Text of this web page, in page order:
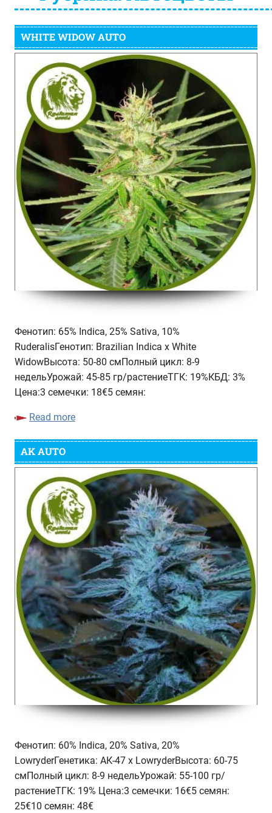
WHITE WIDOW AUTO
Фенотип: 65% Indica, 25% Sativa, 10%
RuderalisГенотип: Brazilian Indica x White
WidowВысота: 50-80 смПолный цикл: 8-9
недельУрожай: 45-85 гр/растениеТГК: 19%КБД: 3%
Цена:3 семечки: 18€5 семян:
Read more
AK AUTO
Фенотип: 60% Indica, 20% Sativa, 20%
LowryderГенетика: АК-47 х LowryderВысота: 60-75
смПолный цикл: 8-9 недельУрожай: 55-100 гр/
растениеТГК: 19% Цена:3 семечки: 16€5 семян:
25€10 семян: 48€